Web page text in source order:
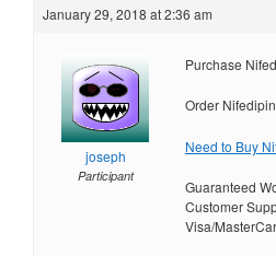
January 29, 2018 at 2:36 am
joseph
Participant
Purchase
Order
Need to Buy
Guaranteed
Customer
Visa/